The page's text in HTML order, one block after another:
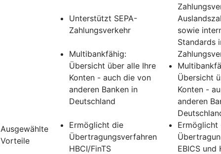
Ausgewählte
Vorteile
Unterstützt SEPA-
Zahlungsverkehr
Multibankfähig:
Übersicht über alle Ihre
Konten - auch die von
anderen Banken in
Deutschland
Ermöglicht die
Übertragungsverfahren
HBCI/FinTS
sowie
Standards
Übersicht
Konten -
anderen
Ermöglicht
EBICS und